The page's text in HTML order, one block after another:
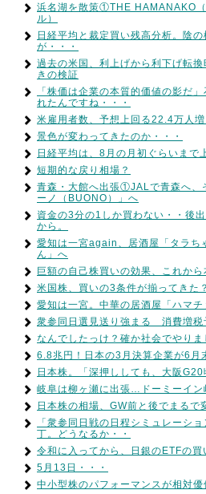
浜名湖を散策①THE HAMANAKO
ル）
日経平均と裁定買い残高分析。陰
が・・・
過去の米国、利上げから利下げ転
きの検証
「株価は企業の本質的価値の影だ
れたんですね・・・
米雇用者数、予想上回る22.4万人増
景色が変わってきたのか・・・
日経平均は、8月の月初ぐらいまで
短期的な戻り相場？
青森・大館へ出張①JALで青森へ、
ーノ（BUONO）」へ
資金の3分の1しか買わない・・後
から。
愛知は一宮again、居酒屋「タラち
ん」へ
巨額の自己株買いの効果、これから
米国株、買いの3条件が揃ってきた？
愛知は一宮。中華の居酒屋「ハマチ
衆参同日選見送り強まる 消費増税
なんでしたっけ？確か社会でやりま
6.8兆円！日本の3月決算企業が6月
日本株。「深押ししても、大阪G20
岐阜は柳ヶ瀬に出張…ドーミーイン
日本株の相場、GW前と後でまるで
「衆参同日戦の日程シミュレーシ
丁。どうなるか・・
令和に入ってから、日銀のETFの買
5月13日・・・
中小型株のパフォーマンスが相対優